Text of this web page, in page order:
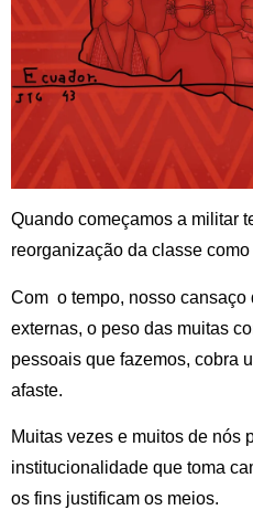
Quando começamos a militar
reorganização da classe
Com o tempo, nosso cansaço
externas, o peso das muitas
pessoais que fazemos, cobra
afaste.
Muitas vezes e muitos de nós
institucionalidade que toma
os fins justificam os meios.